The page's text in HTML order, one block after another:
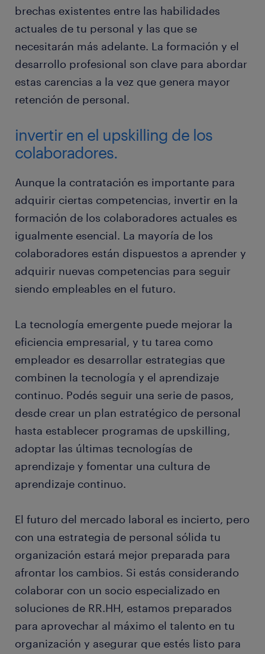
brechas existentes entre las habilidades
actuales de tu personal y las que se
necesitarán más adelante. La formación y el
desarrollo profesional son clave para abordar
estas carencias a la vez que genera mayor
retención de personal.
invertir en el upskilling de los
colaboradores.
Aunque la contratación es importante para
adquirir ciertas competencias, invertir en la
formación de los colaboradores actuales es
igualmente esencial. La mayoría de los
colaboradores están dispuestos a aprender y
adquirir nuevas competencias para seguir
siendo empleables en el futuro.
La tecnología emergente puede mejorar la
eficiencia empresarial, y tu tarea como
empleador es desarrollar estrategias que
combinen la tecnología y el aprendizaje
continuo. Podés seguir una serie de pasos,
desde crear un plan estratégico de personal
hasta establecer programas de upskilling,
adoptar las últimas tecnologías de
aprendizaje y fomentar una cultura de
aprendizaje continuo.
El futuro del mercado laboral es incierto, pero
con una estrategia de personal sólida tu
organización estará mejor preparada para
afrontar los cambios. Si estás considerando
colaborar con un socio especializado en
soluciones de RR.HH, estamos preparados
para aprovechar al máximo el talento en tu
organización y asegurar que estés listo para